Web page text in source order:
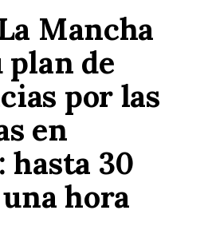
Mancha
plan de
por las
en
hasta 30
hora